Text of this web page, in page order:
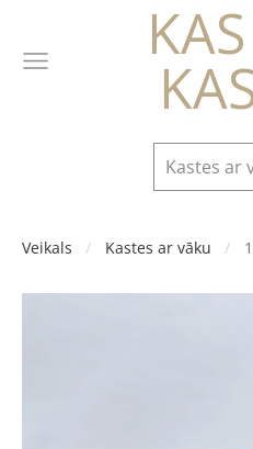
Kastes ar
Veikals Kastes ar vāku